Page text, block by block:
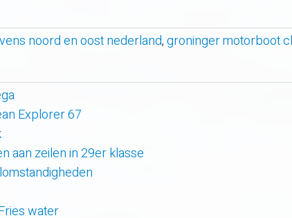
noord en oost nederland,groninger motorboot
Explorer 67
aan zeilen in 29er klasse
water